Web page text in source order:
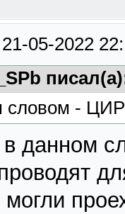
21-05-2022
-
данном
могли